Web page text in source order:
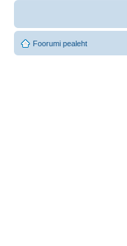
Foorumi pealeht